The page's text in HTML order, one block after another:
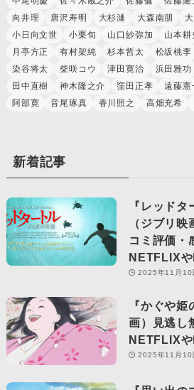
向井理
唐沢寿明 大杉漣 大森南朋
小日向文世
小栗旬 山口紗弥加 山本耕
月亭方正
有村架純 杉本哲太 松坂桃李
染谷将太
柴咲コウ 津田寛治 浜田雅功
田中直樹
神木隆之介 窪田正孝 遠藤憲
阿部寛
音尾琢真 香川照之 高畑充希
新着記事
『レッドタ
（ジブリ
コミ評価・
NETFLIX
2025年11月10
『かぐや
画）見逃し
NETFLIX
2025年11月10